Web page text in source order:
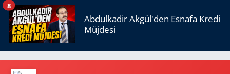
Abdulkadir Akgül'den Esnafa Kredi
Müjdesi
8